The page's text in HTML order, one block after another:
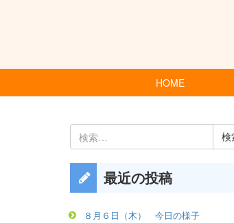
HOME
検
索:
最近の投稿
８月６日（木） 今日の様子